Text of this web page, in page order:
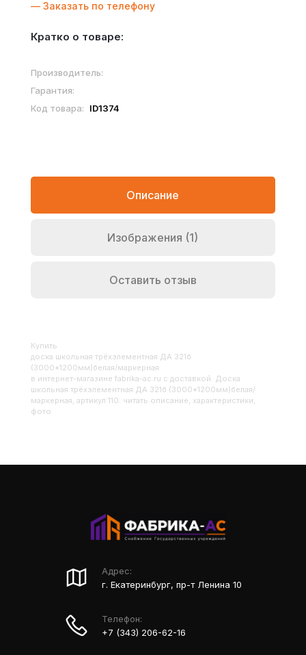
— Заказать по телефону
Кратко о товаре:
Производитель:
Гарантия:
Код товара:
ID1374
Описание
Изображения (1)
Оставить отзыв
Купить
Доска школьная трёхэлементная ДА 321б
(3000*1200мм)белая/маркерная
в интернет-магазине fabrika-ac.ru с доставкой. Доска
школьная трёхэлементная ДА 321б (3000*1200мм)белая/
маркерная, артикул 110: читать описание, характеристики,
фото
Адрес:
г. Екатеринбург, пр-т Ленина 10
Телефон:
+7 (343) 206-62-16